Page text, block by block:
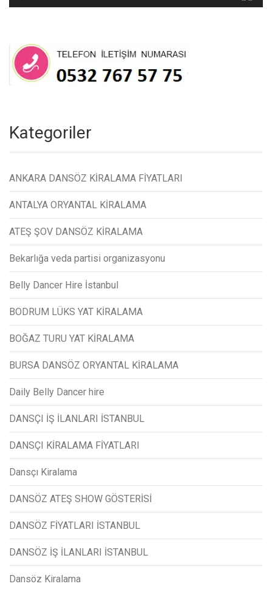
Kategoriler
ANKARA DANSÖZ KİRALAMA FİYATLARI
ANTALYA ORYANTAL KİRALAMA
ATEŞ ŞOV DANSÖZ KİRALAMA
Bekarlığa veda partisi organizasyonu
Belly Dancer Hire İstanbul
BODRUM LÜKS YAT KİRALAMA
BOĞAZ TURU YAT KİRALAMA
BURSA DANSÖZ ORYANTAL KİRALAMA
Daily Belly Dancer hire
DANSÇI İŞ İLANLARI İSTANBUL
DANSÇI KİRALAMA FİYATLARI
Dansçı Kiralama
DANSÖZ ATEŞ SHOW GÖSTERİSİ
DANSÖZ FİYATLARI İSTANBUL
DANSÖZ İŞ İLANLARI İSTANBUL
Dansöz Kiralama